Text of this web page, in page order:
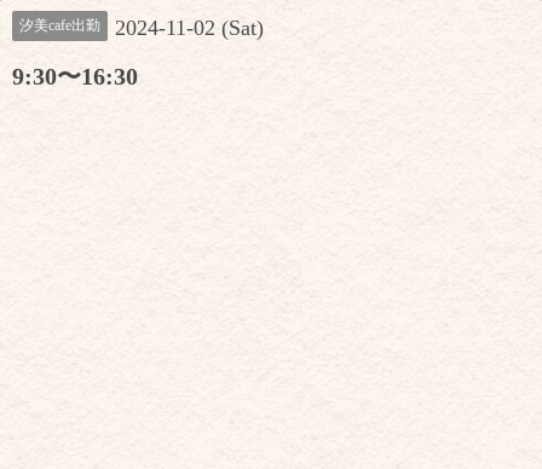
汐美cafe出勤 2024-11-02 (Sat)
9:30〜16:30